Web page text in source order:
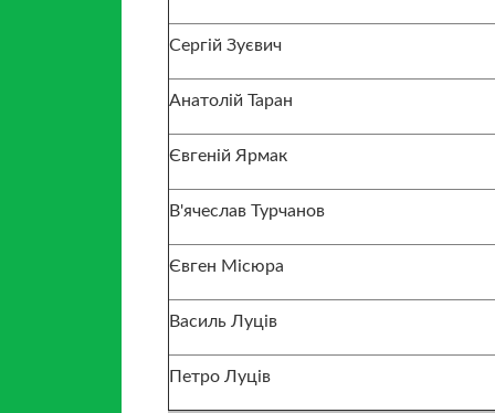
Сергій Зуєвич
Анатолій Таран
Євгеній Ярмак
В'ячеслав Турчанов
Євген Місюра
Василь Луців
Петро Луців